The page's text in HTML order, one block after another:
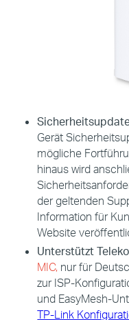
Gerät
mögliche
hinaus wird
der geltenden
Information für
Website
Unterstützt
MIC, nur für
zur ISP-
und EasyMesh-
TP-Link